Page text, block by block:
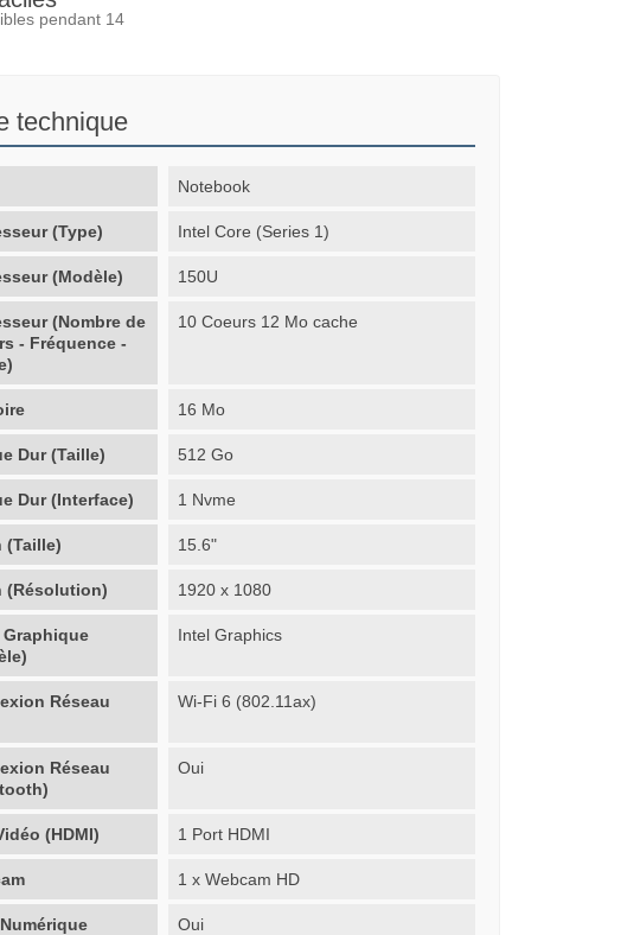
pendant 14
technique
Notebook
(Type) Intel Core (Series 1)
(Modèle) 150U
(Nombre de
- Fréquence -
10 Coeurs 12 Mo cache
16 Mo
Dur (Taille) 512 Go
Dur (Interface) 1 Nvme
(Taille) 15.6"
(Résolution) 1920 x 1080
Graphique
Intel Graphics
Réseau
Wi-Fi 6 (802.11ax)
Réseau
Oui
(HDMI) 1 Port HDMI
1 x Webcam HD
Oui